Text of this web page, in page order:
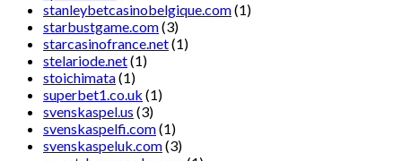
stanleybetcasinobelgique.com(1)
starbustgame.com(3)
starcasinofrance.net(1)
stelariode.net(1)
stoichimata(1)
superbet1.co.uk (1)
svenskaspel.us (3)
svenskaspelfi.com(1)
svenskaspeluk.com(3)